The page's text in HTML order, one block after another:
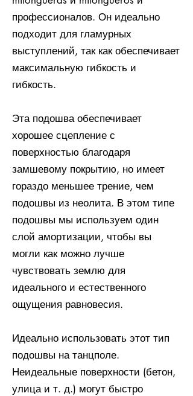
профессионалов. Он идеально
подходит для гламурных
выступлений, так как обеспечивает
максимальную гибкость и
гибкость.
Эта подошва обеспечивает
хорошее сцепление с
поверхностью благодаря
замшевому покрытию, но имеет
гораздо меньшее трение, чем
подошвы из неолита. В этом типе
подошвы мы используем один
слой амортизации, чтобы вы
могли как можно лучше
чувствовать землю для
идеального и естественного
ощущения равновесия.
Идеально использовать этот тип
подошвы на танцполе.
Неидеальные поверхности (бетон,
улица и т. д.) могут быстро